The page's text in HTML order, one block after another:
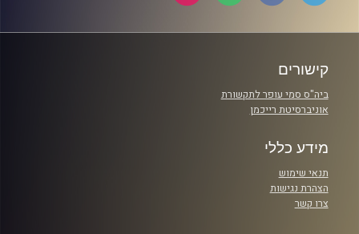
קישורים
ביה"ס סמי עופר לתקשורת
אוניברסיטת רייכמן
מידע כללי
תנאי שימוש
הצהרת נגישות
צרו קשר